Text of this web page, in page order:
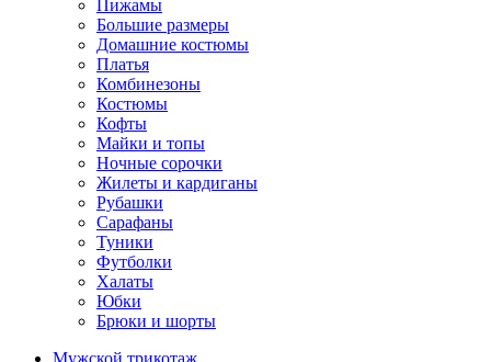
Пижамы
Большие размеры
Домашние костюмы
Платья
Комбинезоны
Костюмы
Кофты
Майки и топы
Ночные сорочки
Жилеты и кардиганы
Рубашки
Сарафаны
Туники
Футболки
Халаты
Юбки
Брюки и шорты
Мужской трикотаж